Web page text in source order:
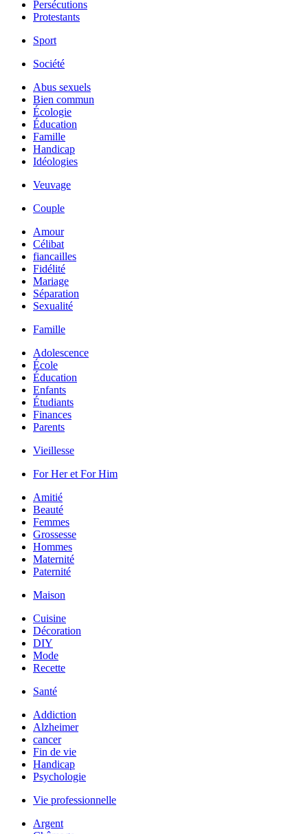
Persécutions
Protestants
Sport
Société
Abus sexuels
Bien commun
Écologie
Éducation
Famille
Handicap
Idéologies
Veuvage
Couple
Amour
Célibat
fiancailles
Fidélité
Mariage
Séparation
Sexualité
Famille
Adolescence
École
Éducation
Enfants
Étudiants
Finances
Parents
Vieillesse
For Her et For Him
Amitié
Beauté
Femmes
Grossesse
Hommes
Maternité
Paternité
Maison
Cuisine
Décoration
DIY
Mode
Recette
Santé
Addiction
Alzheimer
cancer
Fin de vie
Handicap
Psychologie
Vie professionnelle
Argent